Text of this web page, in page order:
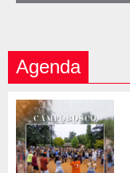
Agenda